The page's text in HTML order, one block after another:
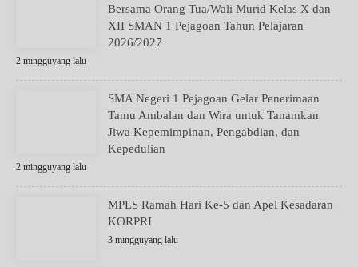
Bersama Orang Tua/Wali Murid Kelas X dan
XII SMAN 1 Pejagoan Tahun Pelajaran
2026/2027
2 mingguyang lalu
SMA Negeri 1 Pejagoan Gelar Penerimaan
Tamu Ambalan dan Wira untuk Tanamkan
Jiwa Kepemimpinan, Pengabdian, dan
Kepedulian
2 mingguyang lalu
MPLS Ramah Hari Ke-5 dan Apel Kesadaran
KORPRI
3 mingguyang lalu